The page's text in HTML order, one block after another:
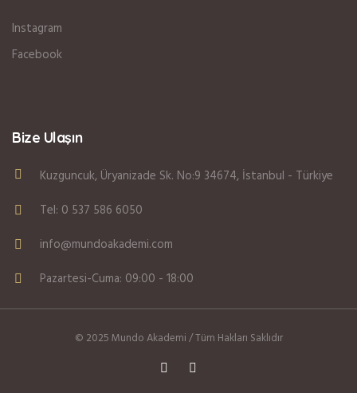
Instagram
Facebook
Bize Ulaşın
Kuzguncuk, Üryanizade Sk. No:9 34674, İstanbul - Türkiye
Tel: 0 537 586 6050
info@mundoakademi.com
Pazartesi-Cuma: 09:00 - 18:00
© 2025 Mundo Akademi / Tüm Hakları Saklıdır